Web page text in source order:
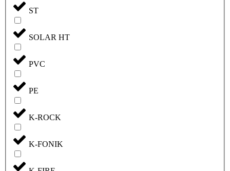
ST
SOLAR HT
PVC
PE
K-ROCK
K-FONIK